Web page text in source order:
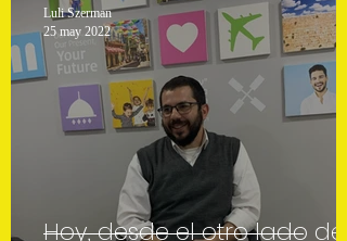
Hoy, desde el otro lado del
Luli Szerman
25 may 2022